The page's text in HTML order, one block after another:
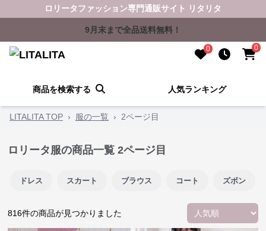
ロリータファッション専門通販サイト リタリタ
9月末まで全品送料無料！
0 0
商品を検索する 人気ランキング
LITALITA TOP › 服の一覧 › 2ページ目
ロリータ服の商品一覧 2ページ目
ドレス スカート ブラウス コート ズボン
816件の商品が見つかりました